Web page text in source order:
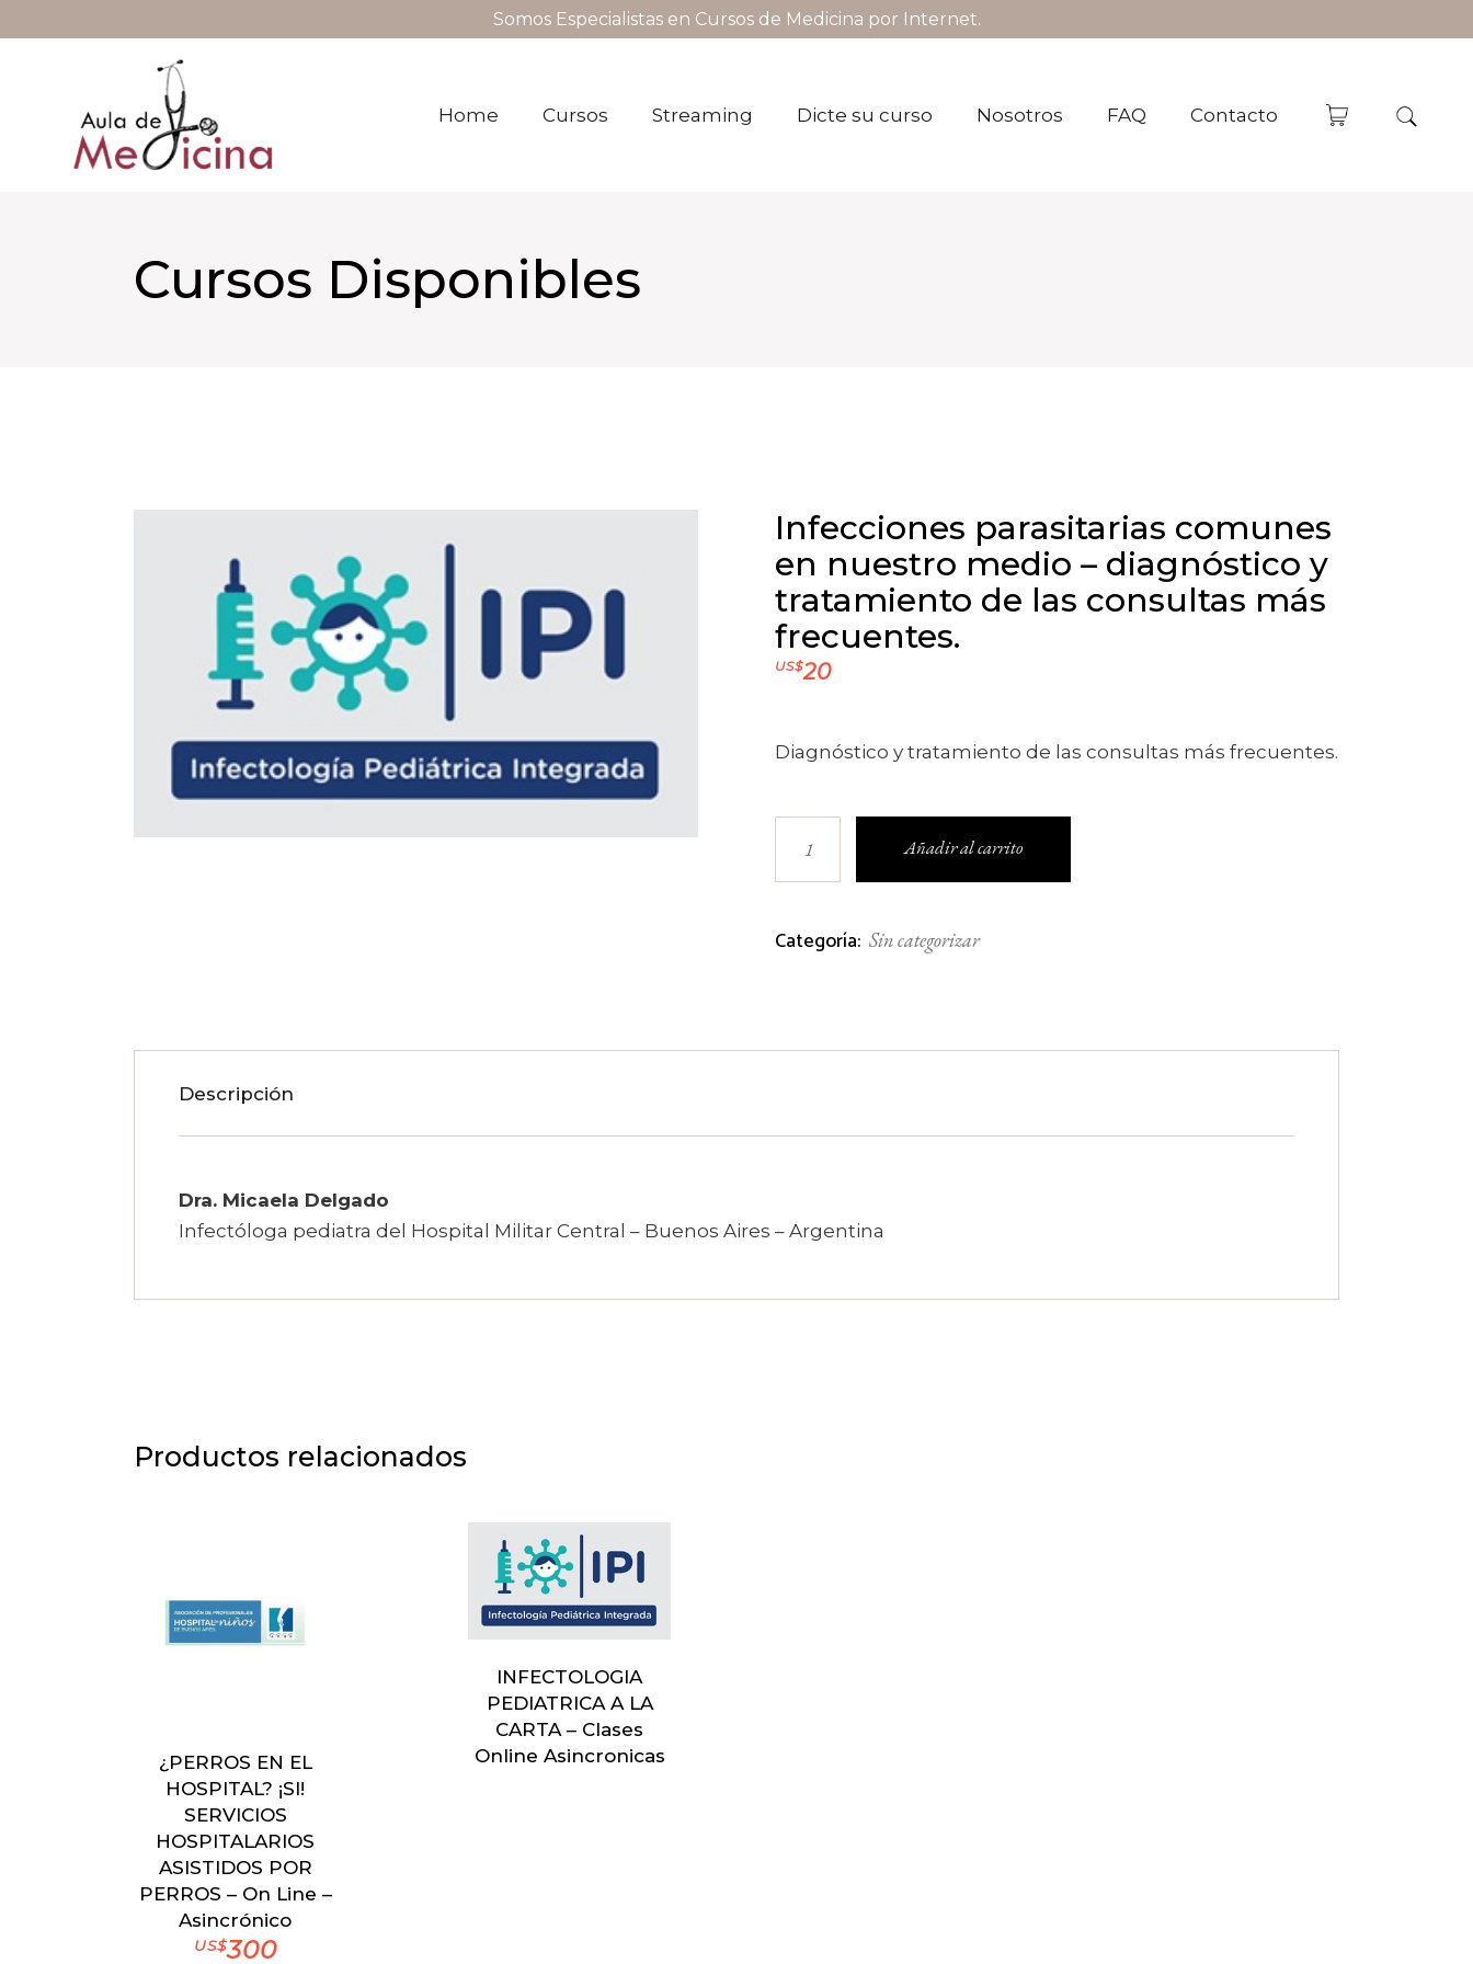
contenido
Somos Especialistas en Cursos de Medicina por Internet.
Home Cursos Streaming Dicte su curso Nosotros FAQ Contacto
Cursos Disponibles
Infecciones parasitarias comunes
en nuestro medio – diagnóstico y
tratamiento de las consultas más
frecuentes.
US$20
Diagnóstico y tratamiento de las consultas más frecuentes.
Infecciones parasitarias comunes en nuestro medio - diagnóstico y
Añadir al carrito
Categoría: Sin categorizar
Descripción
Dra. Micaela Delgado
Infectóloga pediatra del Hospital Militar Central – Buenos Aires – Argentina
Productos relacionados
¿PERROS EN EL
HOSPITAL? ¡SI!
SERVICIOS
HOSPITALARIOS
ASISTIDOS POR
PERROS – On Line –
Asincrónico
US$300
INFECTOLOGIA
PEDIATRICA A LA
CARTA – Clases
Online Asincronicas